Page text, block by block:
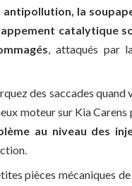
la
catalytique
, attaqués par
des saccades quand
moteur sur Kia Carens
au niveau des
pièces mécaniques